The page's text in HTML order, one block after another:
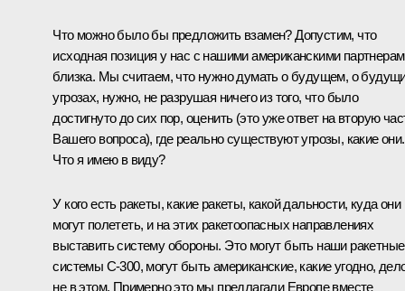
Что можно было бы предложить взамен? Допустим, что
исходная позиция у нас с нашими американскими
близка. Мы считаем, что нужно думать о будущем, о
угрозах, нужно, не разрушая ничего из того, что было
достигнуто до сих пор, оценить (это уже ответ на вторую
Вашего вопроса), где реально существуют угрозы, какие они.
Что я имею в виду?
У кого есть ракеты, какие ракеты, какой дальности, куда они
могут полететь, и на этих ракетоопасных направлениях
выставить систему обороны. Это могут быть наши ракетные
системы С-300, могут быть американские, какие угодно,
не в этом. Примерно это мы предлагали Европе вместе